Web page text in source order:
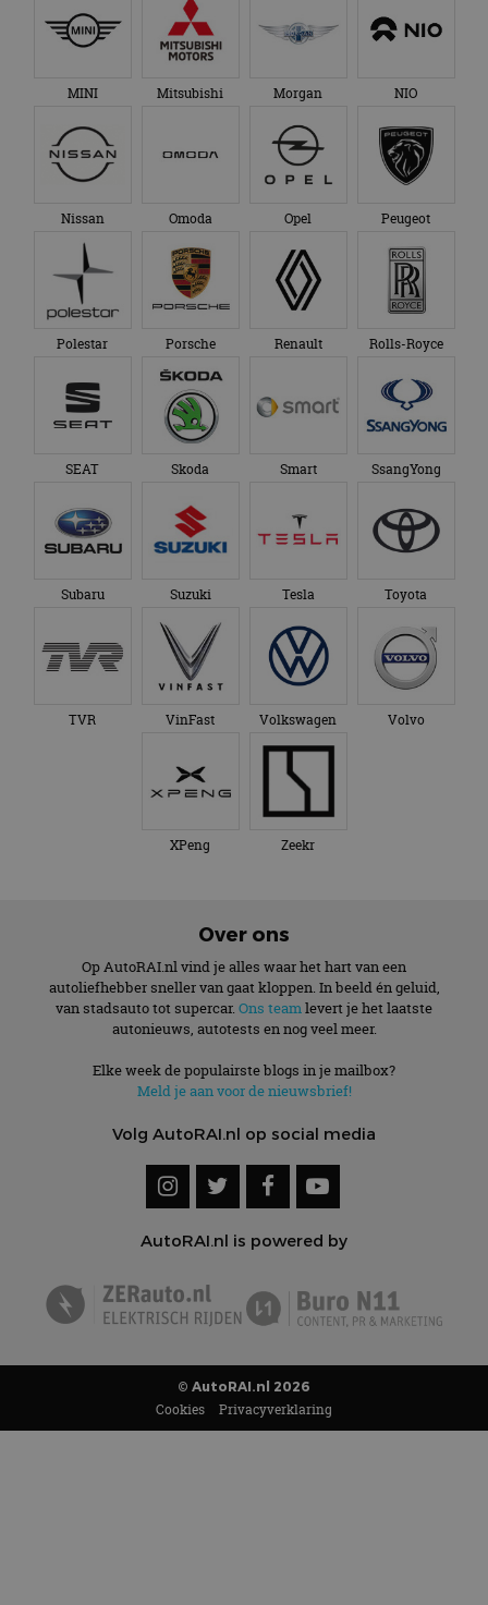
MINI Mitsubishi Morgan NIO
Nissan Omoda Opel Peugeot
Polestar Porsche Renault Rolls-Royce
SEAT Skoda Smart SsangYong
Subaru Suzuki Tesla Toyota
TVR VinFast Volkswagen Volvo
XPeng Zeekr
Over ons
Op AutoRAI.nl vind je alles waar het hart van een
autoliefhebber sneller van gaat kloppen. In beeld én geluid,
van stadsauto tot supercar. Ons teamlevert je het laatste
autonieuws, autotests en nog veel meer.
Elke week de populairste blogs in je mailbox?
Meld je aan voor de nieuwsbrief!
Volg AutoRAI.nl op social media
AutoRAI.nl is powered by
© AutoRAI.nl 2026
Cookies Privacyverklaring